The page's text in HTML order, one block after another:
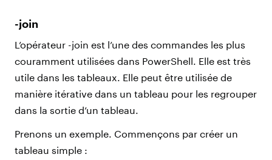
-join
L’opérateur -join est l’une des commandes les plus
couramment utilisées dans PowerShell. Elle est très
utile dans les tableaux. Elle peut être utilisée de
manière itérative dans un tableau pour les regrouper
dans la sortie d’un tableau.
Prenons un exemple. Commençons par créer un
tableau simple :